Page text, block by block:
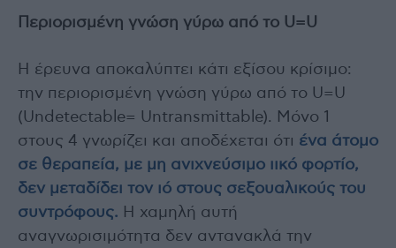
Περιορισμένη γνώση γύρω από το U=U
Η έρευνα αποκαλύπτει κάτι εξίσου κρίσιμο:
την περιορισμένη γνώση γύρω από το U=U
(Undetectable= Untransmittable). Μόνο 1
στους 4 γνωρίζει και αποδέχεται ότι ένα άτομο
σε θεραπεία, με μη ανιχνεύσιμο ιικό φορτίο,
δεν μεταδίδει τον ιό στους σεξουαλικούς του
συντρόφους. Η χαμηλή αυτή
αναγνωρισιμότητα δεν αντανακλά την